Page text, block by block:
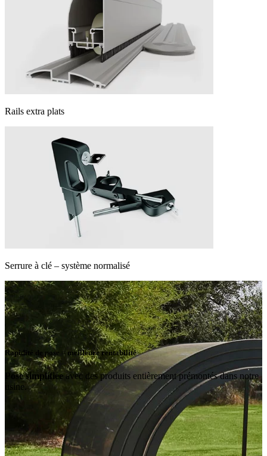
Rails extra plats
Serrure à clé – système normalisé
Rapidité de pose = meilleure rentabilité
Pose simplifiée avec des produits entièrement prémontés dans notre
usine.